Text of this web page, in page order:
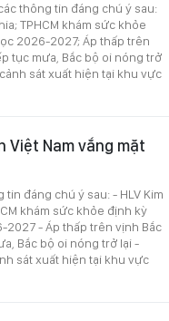
thông tin đáng chú ý sau:
TPHCM khám sức khỏe
2026-2027; Áp thấp trên
tục mưa, Bắc bộ oi nóng trở
sát xuất hiện tại khu vực
Việt Nam vắng mặt
đáng chú ý sau: - HLV Kim
khám sức khỏe định kỳ
- Áp thấp trên vịnh Bắc
Bắc bộ oi nóng trở lại -
sát xuất hiện tại khu vực